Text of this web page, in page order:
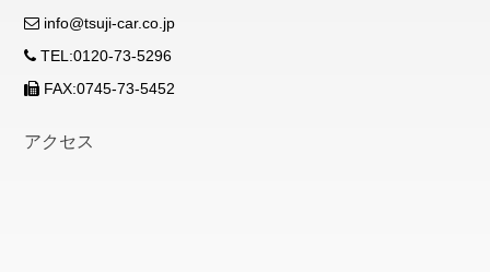
info@tsuji-car.co.jp
TEL:0120-73-5296
FAX:0745-73-5452
アクセス